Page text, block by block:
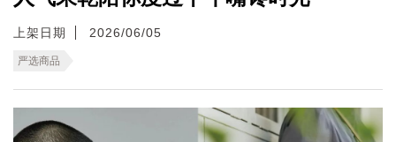
上架日期 2026/06/05
严选商品